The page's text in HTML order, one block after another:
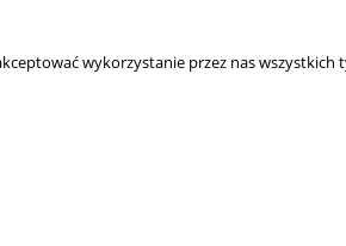
wykorzystanie przez nas wszystkich